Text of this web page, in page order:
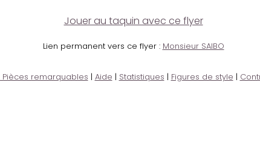
Jouer au taquin avec ce flyer
Lien permanent vers ce flyer : Monsieur SAIBO
Pièces remarquables | Aide | Statistiques | Figures de style |